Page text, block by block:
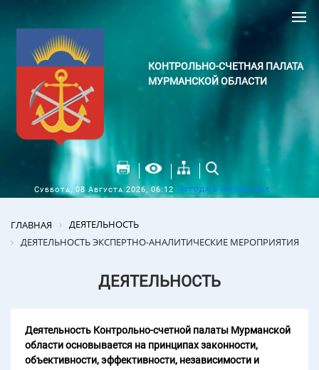
КОНТРОЛЬНО-СЧЕТНАЯ ПАЛАТА
МУРМАНСКОЙ ОБЛАСТИ
Суббота, 08 Августа 2026, 06:12 Погода в Мурманске
ГЛАВНАЯ
ДЕЯТЕЛЬНОСТЬ
ДЕЯТЕЛЬНОСТЬ ЭКСПЕРТНО-АНАЛИТИЧЕСКИЕ МЕРОПРИЯТИЯ
ДЕЯТЕЛЬНОСТЬ
Деятельность Контрольно-счетной палаты Мурманской
области основывается на принципах законности,
объективности, эффективности, независимости и